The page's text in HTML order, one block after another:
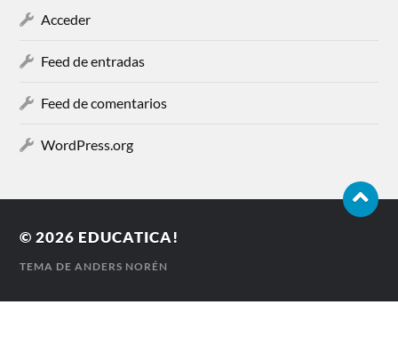
Acceder
Feed de entradas
Feed de comentarios
WordPress.org
© 2026 EDUCATICA!
TEMA DEANDERS NORÉN